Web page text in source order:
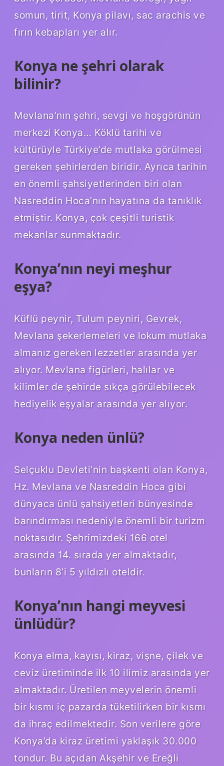
somun, tirit, Konya pilavı, sac arachis ve
fırın kebapları yer alır.
Konya ne şehri olarak
bilinir?
Mevlana’nın şehri, sevgi ve hoşgörünün
merkezi Konya… Köklü tarihi ve
kültürüyle Türkiye’de mutlaka görülmesi
gereken şehirlerden biridir. Ayrıca tarihin
en önemli şahsiyetlerinden biri olan
Nasreddin Hoca’nın hayatına da tanıklık
etmiştir. Konya, çok çeşitli turistik
mekanlar sunmaktadır.
Konya’nın neyi meşhur
eşya?
Küflü peynir, Tulum peyniri, Gevrek,
Mevlana şekerlemeleri ve lokum mutlaka
almanız gereken lezzetler arasında yer
alıyor. Mevlana figürleri, halılar ve
kilimler de şehirde sıkça görülebilecek
hediyelik eşyalar arasında yer alıyor.
Konya neden ünlü?
Selçuklu Devleti’nin başkenti olan Konya,
Hz. Mevlana ve Nasreddin Hoca gibi
dünyaca ünlü şahsiyetleri bünyesinde
barındırması nedeniyle önemli bir turizm
noktasıdır. Şehrimizdeki 166 otel
arasında 14. sırada yer almaktadır,
bunların 8’i 5 yıldızlı oteldir.
Konya’nın hangi meyvesi
ünlüdür?
Konya elma, kayısı, kiraz, vişne, çilek ve
ceviz üretiminde ilk 10 ilimiz arasında yer
almaktadır. Üretilen meyvelerin önemli
bir kısmı iç pazarda tüketilirken bir kısmı
da ihraç edilmektedir. Son verilere göre
Konya’da kiraz üretimi yaklaşık 30.000
tondur. Bu açıdan Akşehir ve Ereğli